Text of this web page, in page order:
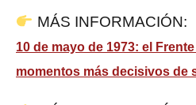
MÁS INFORMACIÓN:
10 de mayo de 1973: el
momentos más decisivos de